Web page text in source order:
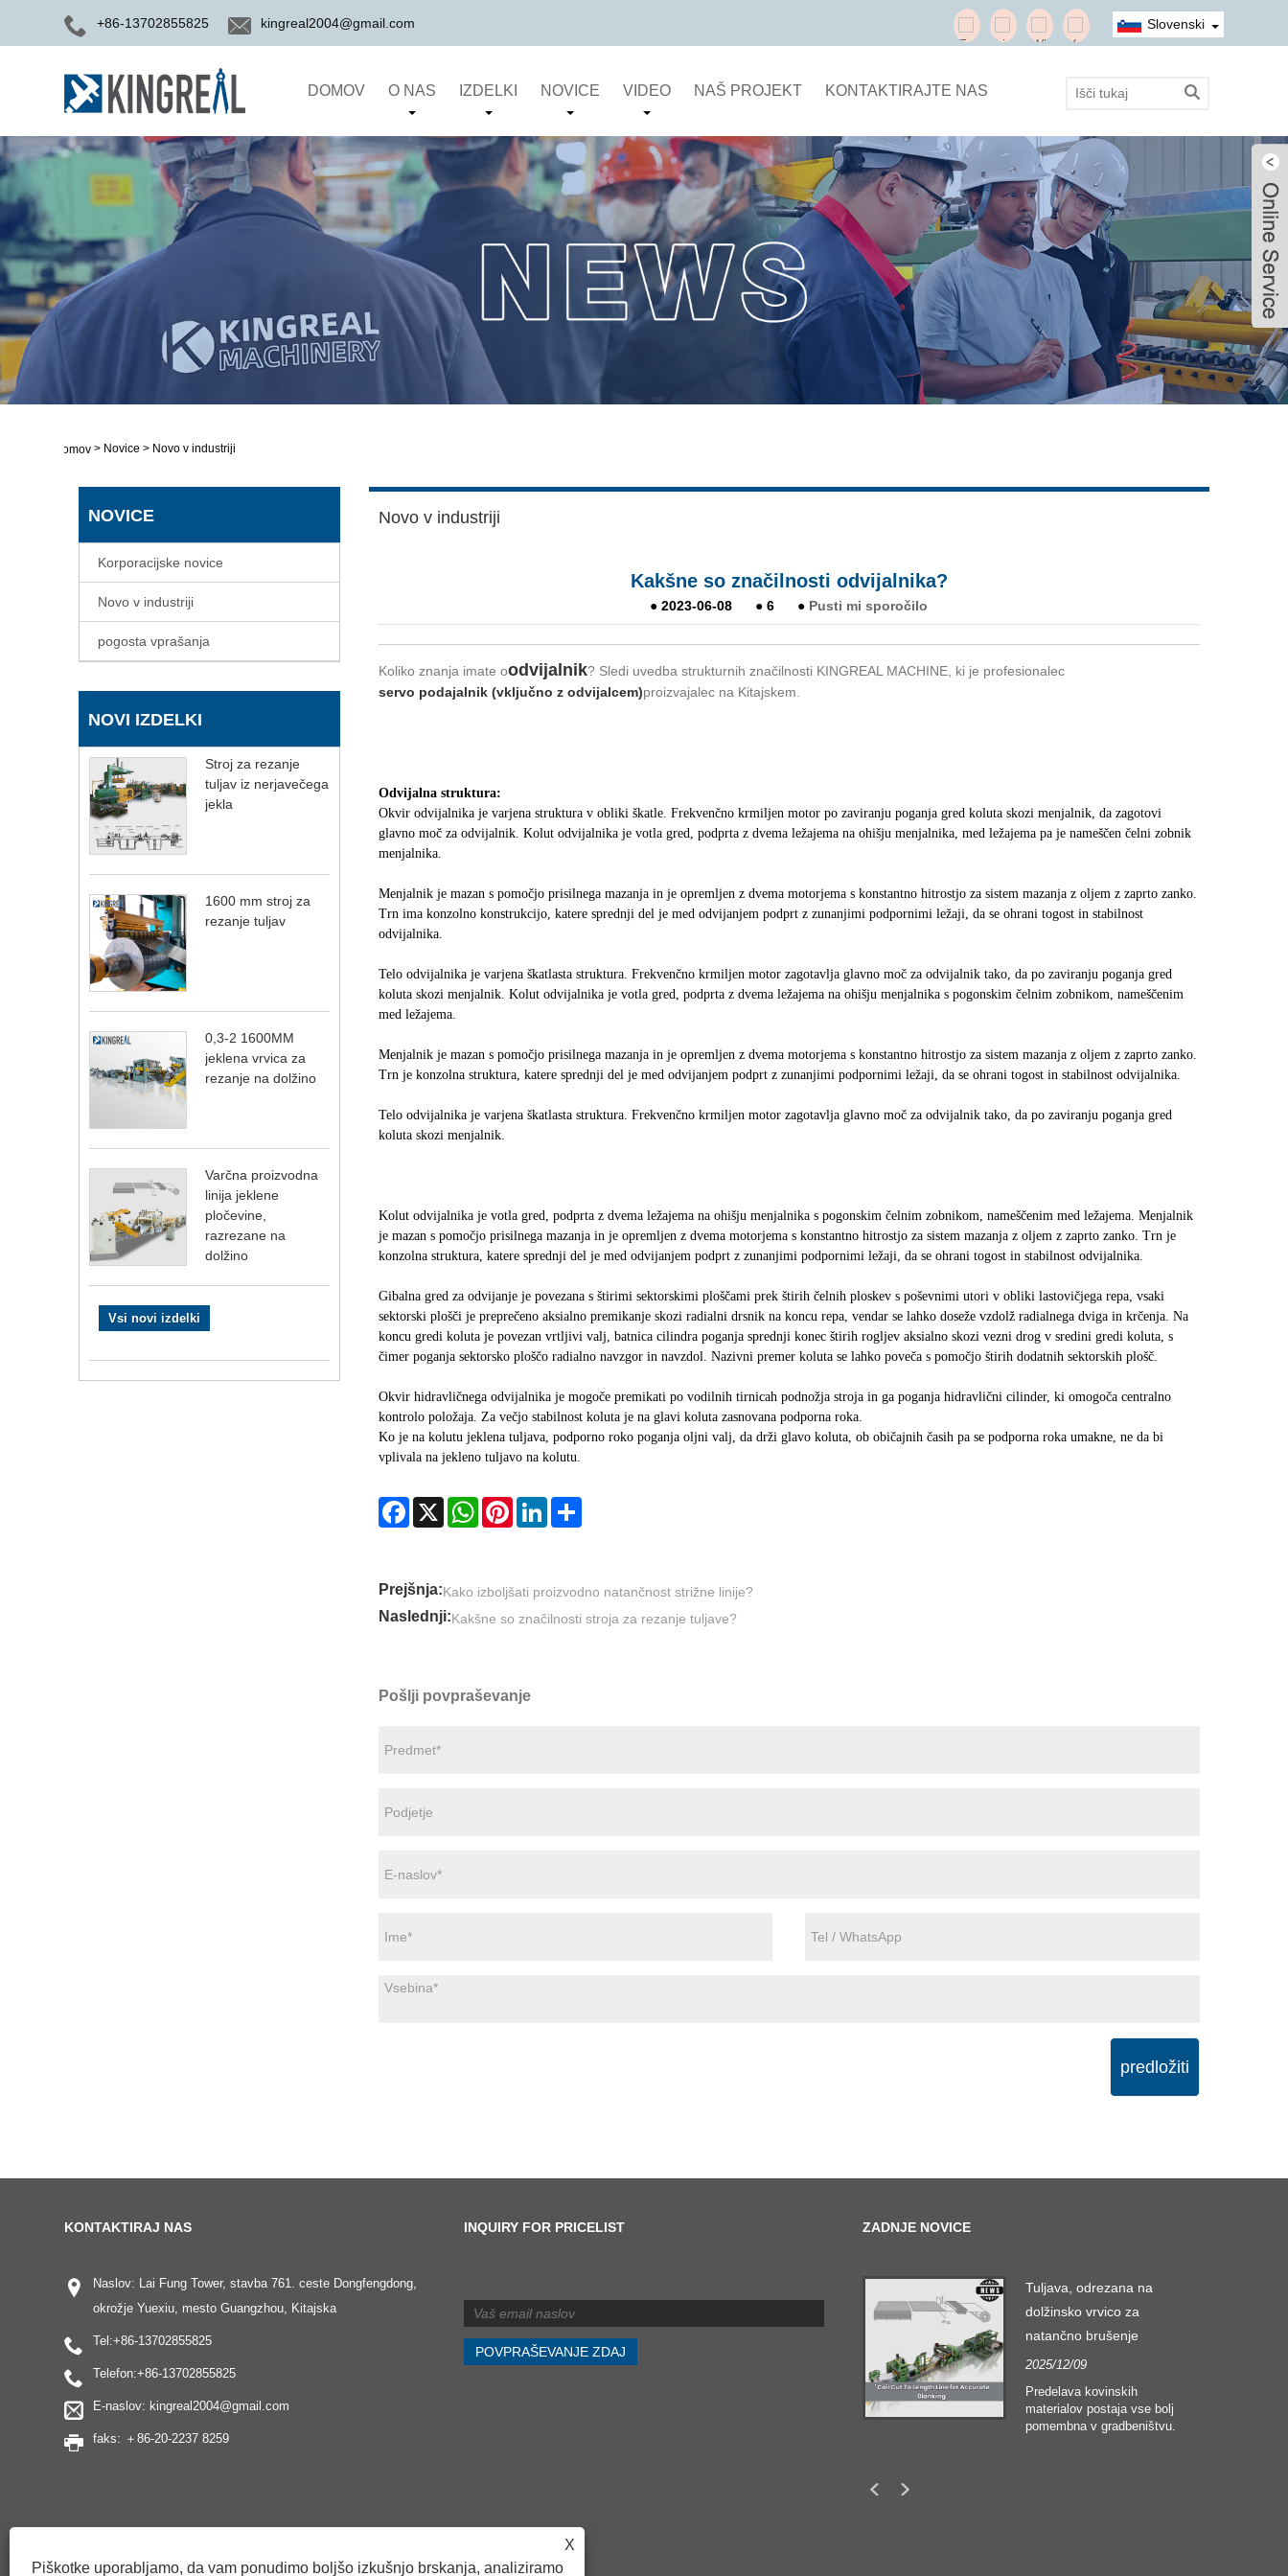
+86-13702855825 kingreal2004@gmail.com Slovenski
DOMOV O NAS IZDELKI NOVICE VIDEO NAŠ PROJEKT KONTAKTIRAJTE NAS
domov > Novice > Novo v industriji
NOVICE
Korporacijske novice
Novo v industriji
pogosta vprašanja
NOVI IZDELKI
Stroj za rezanje
tuljav iz nerjavečega
jekla
1600 mm stroj za
rezanje tuljav
0,3-2 1600MM
jeklena vrvica za
rezanje na dolžino
Varčna proizvodna
linija jeklene
pločevine,
razrezane na
dolžino
Vsi novi izdelki
Novo v industriji
Kakšne so značilnosti odvijalnika?
●2023-06-08 ●6 ● Pusti mi sporočilo
Koliko znanja imate oodvijalnik? Sledi uvedba strukturnih značilnosti KINGREAL MACHINE, ki je profesionalec
servo podajalnik (vključno z odvijalcem)proizvajalec na Kitajskem.
Odvijalna struktura:
Okvir odvijalnika je varjena struktura v obliki škatle. Frekvenčno krmiljen motor po zaviranju poganja gred koluta skozi menjalnik, da zagotovi
glavno moč za odvijalnik. Kolut odvijalnika je votla gred, podprta z dvema ležajema na ohišju menjalnika, med ležajema pa je nameščen čelni zobnik
menjalnika.
Menjalnik je mazan s pomočjo prisilnega mazanja in je opremljen z dvema motorjema s konstantno hitrostjo za sistem mazanja z oljem z zaprto zanko.
Trn ima konzolno konstrukcijo, katere sprednji del je med odvijanjem podprt z zunanjimi podpornimi ležaji, da se ohrani togost in stabilnost
odvijalnika.
Telo odvijalnika je varjena škatlasta struktura. Frekvenčno krmiljen motor zagotavlja glavno moč za odvijalnik tako, da po zaviranju poganja gred
koluta skozi menjalnik. Kolut odvijalnika je votla gred, podprta z dvema ležajema na ohišju menjalnika s pogonskim čelnim zobnikom, nameščenim
med ležajema.
Menjalnik je mazan s pomočjo prisilnega mazanja in je opremljen z dvema motorjema s konstantno hitrostjo za sistem mazanja z oljem z zaprto zanko.
Trn je konzolna struktura, katere sprednji del je med odvijanjem podprt z zunanjimi podpornimi ležaji, da se ohrani togost in stabilnost odvijalnika.
Telo odvijalnika je varjena škatlasta struktura. Frekvenčno krmiljen motor zagotavlja glavno moč za odvijalnik tako, da po zaviranju poganja gred
koluta skozi menjalnik.
Kolut odvijalnika je votla gred, podprta z dvema ležajema na ohišju menjalnika s pogonskim čelnim zobnikom, nameščenim med ležajema. Menjalnik
je mazan s pomočjo prisilnega mazanja in je opremljen z dvema motorjema s konstantno hitrostjo za sistem mazanja z oljem z zaprto zanko. Trn je
konzolna struktura, katere sprednji del je med odvijanjem podprt z zunanjimi podpornimi ležaji, da se ohrani togost in stabilnost odvijalnika.
Gibalna gred za odvijanje je povezana s štirimi sektorskimi ploščami prek štirih čelnih ploskev s poševnimi utori v obliki lastovičjega repa, vsaki
sektorski plošči je preprečeno aksialno premikanje skozi radialni drsnik na koncu repa, vendar se lahko doseže vzdolž radialnega dviga in krčenja. Na
koncu gredi koluta je povezan vrtljivi valj, batnica cilindra poganja sprednji konec štirih rogljev aksialno skozi vezni drog v sredini gredi koluta, s
čimer poganja sektorsko ploščo radialno navzgor in navzdol. Nazivni premer koluta se lahko poveča s pomočjo štirih dodatnih sektorskih plošč.
Okvir hidravličnega odvijalnika je mogoče premikati po vodilnih tirnicah podnožja stroja in ga poganja hidravlični cilinder, ki omogoča centralno
kontrolo položaja. Za večjo stabilnost koluta je na glavi koluta zasnovana podporna roka.
Ko je na kolutu jeklena tuljava, podporno roko poganja oljni valj, da drži glavo koluta, ob običajnih časih pa se podporna roka umakne, ne da bi
vplivala na jekleno tuljavo na kolutu.
Facebook
X WhatsAppPinterestLinkedInShare
Prejšnja:Kako izboljšati proizvodno natančnost strižne linije?
Naslednji:Kakšne so značilnosti stroja za rezanje tuljave?
Pošlji povpraševanje
predložiti
KONTAKTIRAJ NAS
Naslov: Lai Fung Tower, stavba 761. ceste Dongfengdong,
okrožje Yuexiu, mesto Guangzhou, Kitajska
Tel:+86-13702855825
Telefon:+86-13702855825
E-naslov: kingreal2004@gmail.com
faks: ＋86-20-2237 8259
INQUIRY FOR PRICELIST ZADNJE NOVICE
Tuljava, odrezana na
dolžinsko vrvico za
natančno brušenje
2025/12/09
Predelava kovinskih
materialov postaja vse bolj
pomembna v gradbeništvu.
X
Piškotke uporabljamo, da vam ponudimo boljšo izkušnjo brskanja, analiziramo